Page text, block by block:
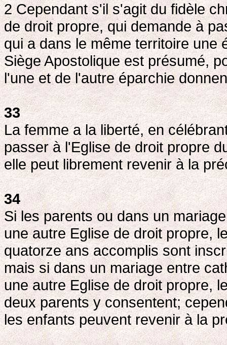
2 Cependant s'il s'agit du fidèle
de droit propre, qui demande à
qui a dans le même territoire une
Siège Apostolique est présumé,
l'une et de l'autre éparchie
33
La femme a la liberté, en
passer à l'Eglise de droit propre
elle peut librement revenir à la
34
Si les parents ou dans un
une autre Eglise de droit propre,
quatorze ans accomplis sont
mais si dans un mariage entre
une autre Eglise de droit propre,
deux parents y consentent;
les enfants peuvent revenir à la